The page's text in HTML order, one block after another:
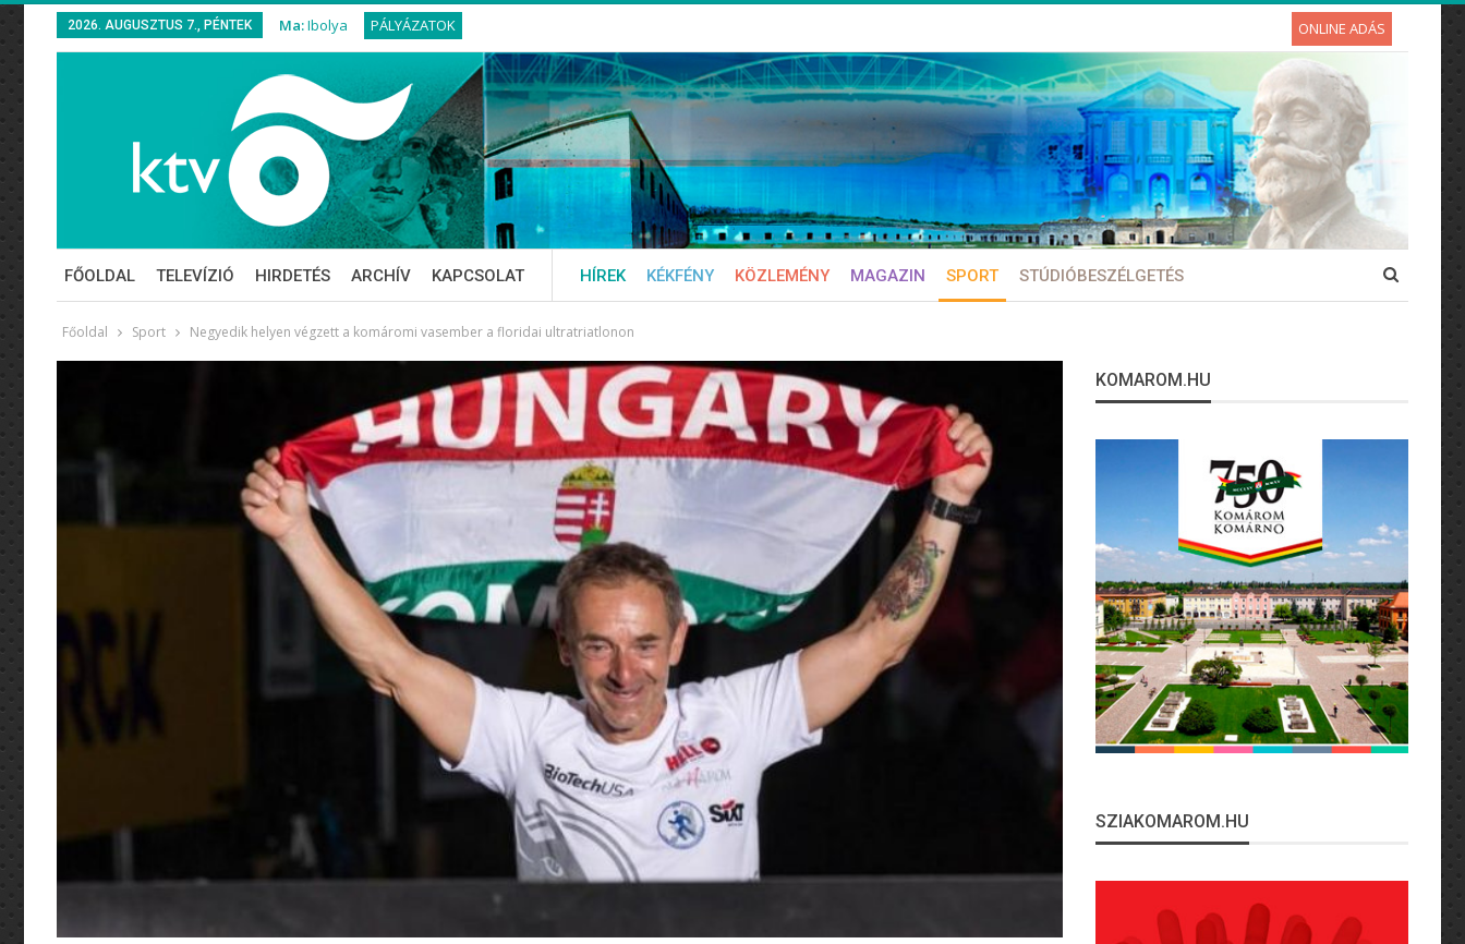
2026. AUGUSZTUS 7., PÉNTEK Ma:Ibolya PÁLYÁZATOK ONLINE ADÁS
FŐOLDAL TELEVÍZIÓ HIRDETÉS ARCHÍV KAPCSOLAT HÍREK KÉKFÉNY KÖZLEMÉNY MAGAZIN SPORT STÚDIÓBESZÉLGETÉS
Főoldal Sport Negyedik helyen végzett a komáromi vasember a floridai ultratriatlonon
KOMAROM.HU
SZIAKOMAROM.HU